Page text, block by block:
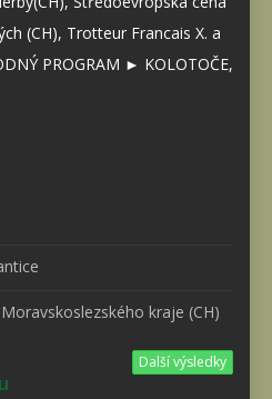
(CH), Trotteur Francais X. a
PROGRAM ► KOLOTOČE,
kraje (CH)
Další výsledky